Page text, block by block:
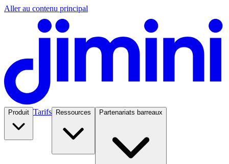
Aller au contenu principal
Produit Tarifs Ressources Partenariats barreaux